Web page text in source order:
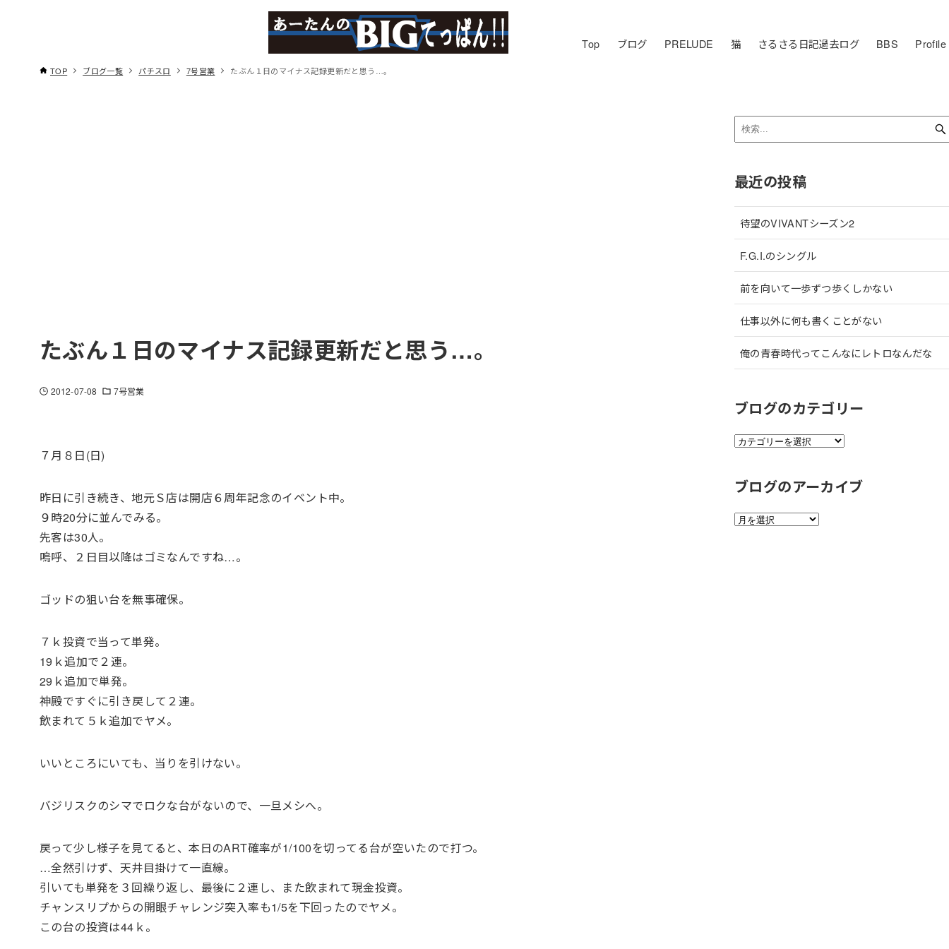
Top ブログ PRELUDE 猫 さるさる日記過去ログ BBS Profile
TOP ブログ一覧 パチスロ 7号営業 たぶん１日のマイナス記録更新だと思う…。
たぶん１日のマイナス記録更新だと思う…。
2012-07-08 7号営業
７月８日(日)
昨日に引き続き、地元Ｓ店は開店６周年記念のイベント中。
９時20分に並んでみる。
先客は30人。
嗚呼、２日目以降はゴミなんですね…。
ゴッドの狙い台を無事確保。
７ｋ投資で当って単発。
19ｋ追加で２連。
29ｋ追加で単発。
神殿ですぐに引き戻して２連。
飲まれて５ｋ追加でヤメ。
いいところにいても、当りを引けない。
バジリスクのシマでロクな台がないので、一旦メシへ。
戻って少し様子を見てると、本日のART確率が1/100を切ってる台が空いたので打つ。
…全然引けず、天井目掛けて一直線。
引いても単発を３回繰り返し、最後に２連し、また飲まれて現金投資。
チャンスリプからの開眼チャレンジ突入率も1/5を下回ったのでヤメ。
この台の投資は44ｋ。
最近の投稿
待望のVIVANTシーズン2
F.G.I.のシングル
前を向いて一歩ずつ歩くしかない
仕事以外に何も書くことがない
俺の青春時代ってこんなにレトロなんだな
ブログのカテゴリー
ブ
の
テ
ゴ
ブログのアーカイブ
ブ